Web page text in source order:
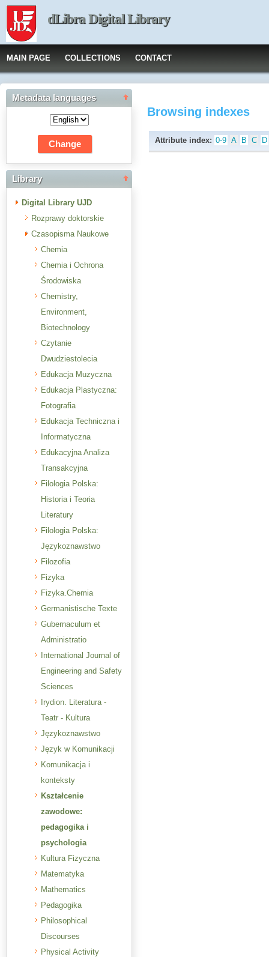
dLibra Digital Library
MAIN PAGE COLLECTIONS CONTACT
Metadata languages
Library
Digital Library UJD
Rozprawy doktorskie
Czasopisma Naukowe
Chemia
Chemia i Ochrona
Środowiska
Chemistry,
Environment,
Biotechnology
Czytanie
Dwudziestolecia
Edukacja Muzyczna
Edukacja Plastyczna:
Fotografia
Edukacja Techniczna i
Informatyczna
Edukacyjna Analiza
Transakcyjna
Filologia Polska:
Historia i Teoria
Literatury
Filologia Polska:
Językoznawstwo
Filozofia
Fizyka
Fizyka.Chemia
Germanistische Texte
Gubernaculum et
Administratio
International Journal of
Engineering and Safety
Sciences
Irydion. Literatura -
Teatr - Kultura
Językoznawstwo
Język w Komunikacji
Komunikacja i
konteksty
Kształcenie
zawodowe:
pedagogika i
psychologia
Kultura Fizyczna
Matematyka
Mathematics
Pedagogika
Philosophical
Discourses
Physical Activity
Browsing indexes
Attribute index: 0-9 A B C D